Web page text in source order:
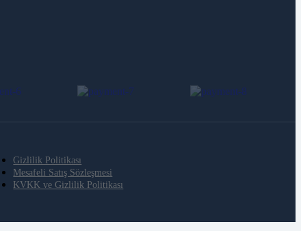
Gizlilik Politikası
Mesafeli Satış Sözleşmesi
KVKK ve Gizlilik Politikası